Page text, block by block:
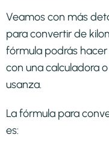
Veamos con más
para convertir de
fórmula podrás
con una calculadora
usanza.
La fórmula para
es: